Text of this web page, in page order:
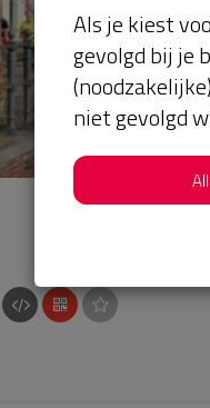
Als je kiest
gevolgd bij je
niet gevolgd